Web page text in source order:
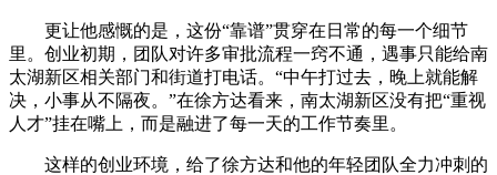
更让他感慨的是，这份“靠谱”贯穿在日常的每一个细节
里。创业初期，团队对许多审批流程一窍不通，遇事只能给南
太湖新区相关部门和街道打电话。“中午打过去，晚上就能解
决，小事从不隔夜。”在徐方达看来，南太湖新区没有把“重视
人才”挂在嘴上，而是融进了每一天的工作节奏里。
这样的创业环境，给了徐方达和他的年轻团队全力冲刺的